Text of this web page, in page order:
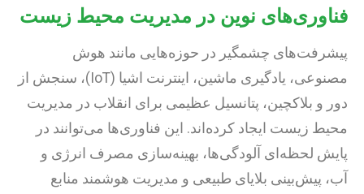
فناوری‌های نوین در مدیریت محیط زیست
پیشرفت‌های چشمگیر در حوزه‌هایی مانند هوش
مصنوعی، یادگیری ماشین، اینترنت اشیا (IoT)، سنجش از
دور و بلاکچین، پتانسیل عظیمی برای انقلاب در مدیریت
محیط زیست ایجاد کرده‌اند. این فناوری‌ها می‌توانند در
پایش لحظه‌ای آلودگی‌ها، بهینه‌سازی مصرف انرژی و
آب، پیش‌بینی بلایای طبیعی و مدیریت هوشمند منابع